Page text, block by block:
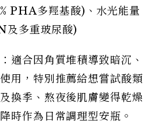
PHA多羥基酸)、水光能量
多重玻尿酸)
適合因角質堆積導致暗沉、
用，特別推薦給想嘗試酸類
換季、熬夜後肌膚變得乾燥
時作為日常調理型安瓶。